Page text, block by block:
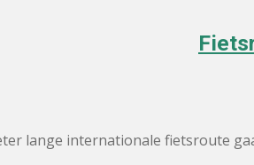
lange internationale fietsroute